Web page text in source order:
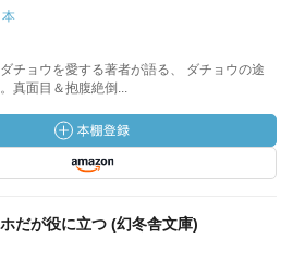
チョウを愛する著者が語る、 ダチョウの途
真面目＆抱腹絶倒...
だが役に立つ (幻冬舎文庫)